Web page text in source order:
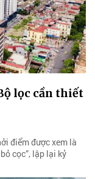
lọc cần thiết
điểm được xem là
cọc”, lập lại kỷ